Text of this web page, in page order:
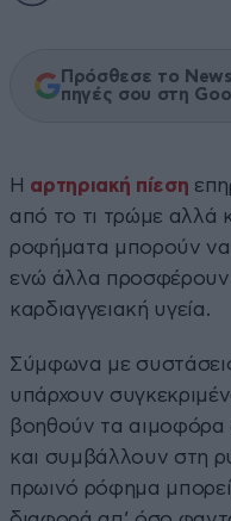
Πρόσθεσε το
πηγές σου στη
Η αρτηριακή πίεση
από το τι τρώμε αλλά
ροφήματα μπορούν να
ενώ άλλα προσφέρουν
καρδιαγγειακή υγεία.
Σύμφωνα με
υπάρχουν
βοηθούν τα αιμοφόρα
και συμβάλλουν στη
πρωινό ρόφημα